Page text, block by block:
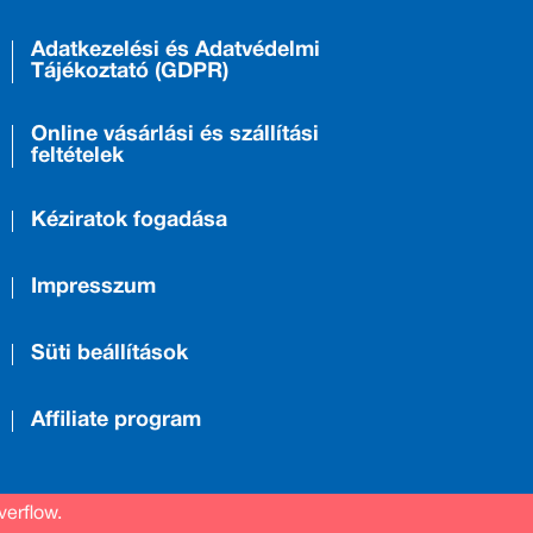
Adatkezelési és Adatvédelmi
Tájékoztató (GDPR)
Online vásárlási és szállítási
feltételek
Kéziratok fogadása
Impresszum
Süti beállítások
Affiliate program